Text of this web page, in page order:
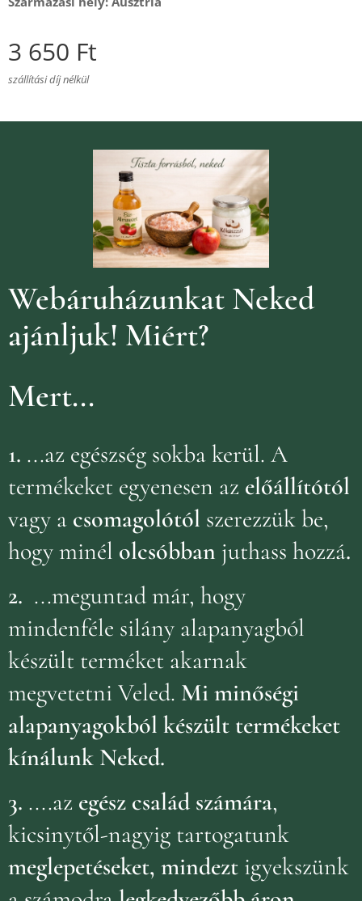
3 650 Ft
szállítási díj nélkül
Webáruházunkat Neked
ajánljuk! Miért?
Mert...
1. ...az egészség sokba kerül. A
termékeket egyenesen az előállítótól
vagy a csomagolótól szerezzük be,
hogy minél olcsóbban juthass hozzá.
2. ...meguntad már, hogy
mindenféle silány alapanyagból
készült terméket akarnak
megvetetni Veled. Mi minőségi
alapanyagokból készült termékeket
kínálunk Neked.
3. ....az egész család számára,
kicsinytől-nagyig tartogatunk
meglepetéseket, mindezt igyekszünk